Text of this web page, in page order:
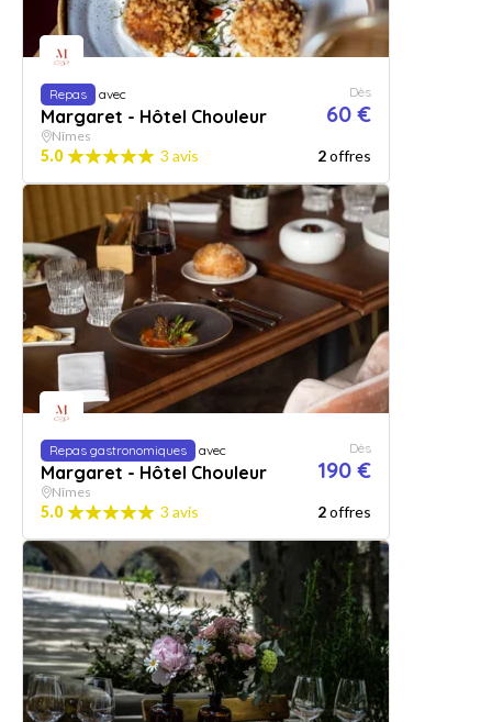
Repas avec
Margaret - Hôtel Chouleur
Dès
60 €
Nîmes
5.0 3 avis 2offres
Repas gastronomiques avec
Margaret - Hôtel Chouleur
Dès
190 €
Nîmes
5.0 3 avis 2offres